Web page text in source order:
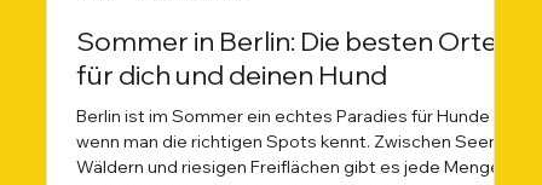
Sommer in Berlin: Die besten Orte
für dich und deinen Hund
Berlin ist im Sommer ein echtes Paradies für Hunde –
wenn man die richtigen Spots kennt. Zwischen Seen,
Wäldern und riesigen Freiflächen gibt es jede Menge